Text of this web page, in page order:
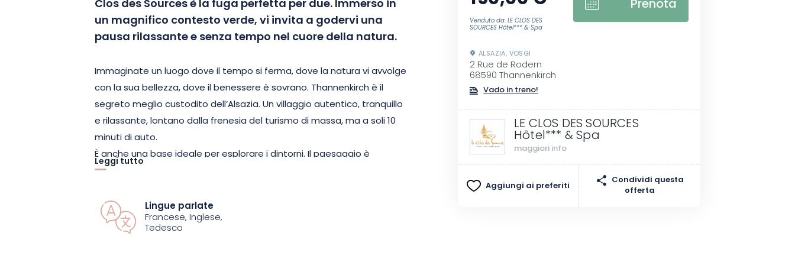
Clos des Sources è la fuga perfetta per due. Immerso in
un magnifico contesto verde, vi invita a godervi una
pausa rilassante e senza tempo nel cuore della natura.
Immaginate un luogo dove il tempo si ferma, dove la natura vi avvolge
con la sua bellezza, dove il benessere è sovrano. Thannenkirch è il
segreto meglio custodito dell’Alsazia. Un villaggio autentico, tranquillo
e rilassante, lontano dalla frenesia del turismo di massa, ma a soli 10
minuti di auto.
È anche una base ideale per esplorare i dintorni. Il paesaggio è
mozzafiato. Le foreste di abeti invitano a fare escursioni, le rocce
castelli medievali che testimoniano un ricco passato.
Non siete amanti delle passeggiate? La piscina è aperta tutti i giorni
Leggi tutto
Lingue parlate
Francese, Inglese,
Tedesco
Venduto da: LE CLOS DES
SOURCES Hôtel*** & Spa
Prenota
ALSAZIA, VOSGI
2 Rue de Rodern
68590 Thannenkirch
Vado in treno!
LE CLOS DES SOURCES
Hôtel*** & Spa
maggiori info
Aggiungi ai preferiti
Condividi questa
offerta